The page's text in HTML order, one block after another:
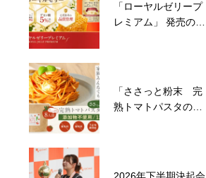
「ローヤルゼリープ
レミアム」 発売のお
「ささっと粉末 完
熟トマトパスタの